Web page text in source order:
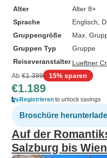
Alter
Alter 8+
Sprache
Englisch,
Gruppengröße
Max.
Gruppen Typ
Gruppe
Reiseveranstalter Lueftner
Ab €1.399 15% sparen
€1.189
Registrieren to unlock savings
Broschüre
Auf der
Salzburg bis